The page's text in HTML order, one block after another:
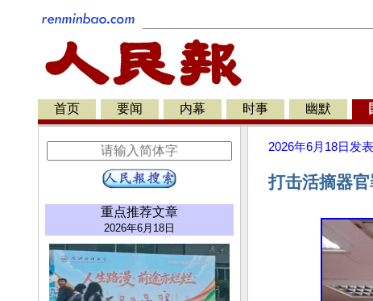
首页 要闻 内幕 时事 幽默
重点推荐文章
2026年6月18日
2026年6月18日 发表
打击活摘器官